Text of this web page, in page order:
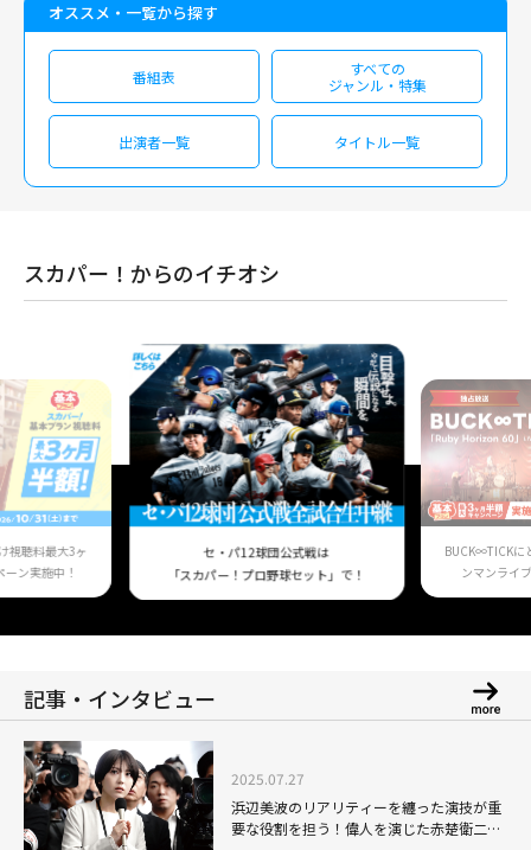
オススメ・一覧から探す
番組表
すべての
ジャンル・特集
出演者一覧 タイトル一覧
スカパー！からのイチオシ
視聴料最大3ヶ
ン実施中！
セ・パ12球団公式戦は
「スカパー！プロ野球セット」で！
BUCK∞TICKに
ンマンライ
記事・インタビュー
2025.07.27
浜辺美波のリアリティーを纏った演技が重
要な役割を担う！偉人を演じた赤楚衛二、